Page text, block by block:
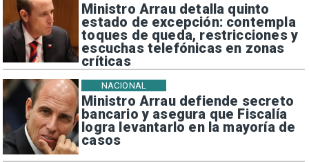
Ministro Arrau detalla quinto
estado de excepción: contempla
toques de queda, restricciones y
escuchas telefónicas en zonas
críticas
Ministro Arrau defiende secreto
bancario y asegura que Fiscalía
logra levantarlo en la mayoría de
casos
NACIONAL